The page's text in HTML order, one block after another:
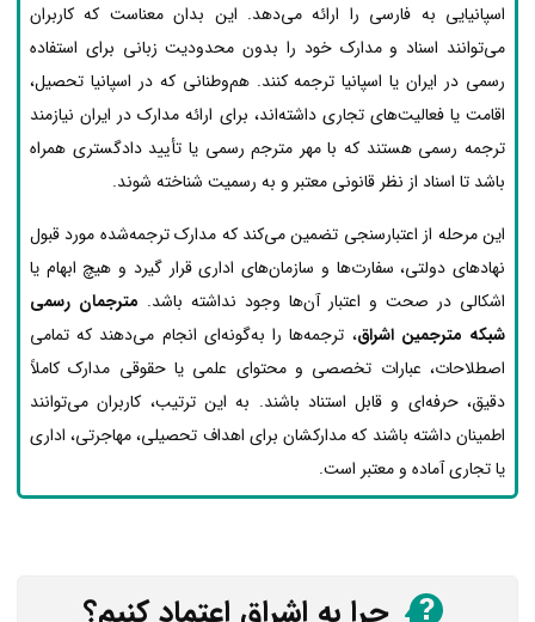
اسپانیایی به فارسی را ارائه می‌دهد. این بدان معناست که کاربران
می‌توانند اسناد و مدارک خود را بدون محدودیت زبانی برای استفاده
رسمی در ایران یا اسپانیا ترجمه کنند. هم‌وطنانی که در اسپانیا تحصیل،
اقامت یا فعالیت‌های تجاری داشته‌اند، برای ارائه مدارک در ایران نیازمند
ترجمه رسمی هستند که با مهر مترجم رسمی یا تأیید دادگستری همراه
باشد تا اسناد از نظر قانونی معتبر و به رسمیت شناخته شوند.
این مرحله از اعتبارسنجی تضمین می‌کند که مدارک ترجمه‌شده مورد قبول
نهادهای دولتی، سفارت‌ها و سازمان‌های اداری قرار گیرد و هیچ ابهام یا
اشکالی در صحت و اعتبار آن‌ها وجود نداشته باشد. مترجمان رسمی
شبکه مترجمین اشراق، ترجمه‌ها را به‌گونه‌ای انجام می‌دهند که تمامی
اصطلاحات، عبارات تخصصی و محتوای علمی یا حقوقی مدارک کاملاً
دقیق، حرفه‌ای و قابل استناد باشند. به این ترتیب، کاربران می‌توانند
اطمینان داشته باشند که مدارکشان برای اهداف تحصیلی، مهاجرتی، اداری
یا تجاری آماده و معتبر است.